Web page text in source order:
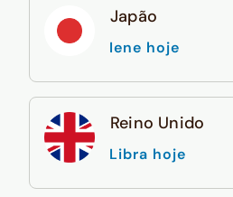
Japão
Iene hoje
Reino Unido
Libra hoje